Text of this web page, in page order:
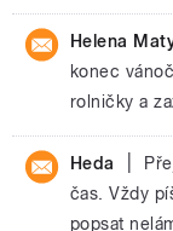
Helena
konec
rolničky a
Heda
čas. Vždy
popsat